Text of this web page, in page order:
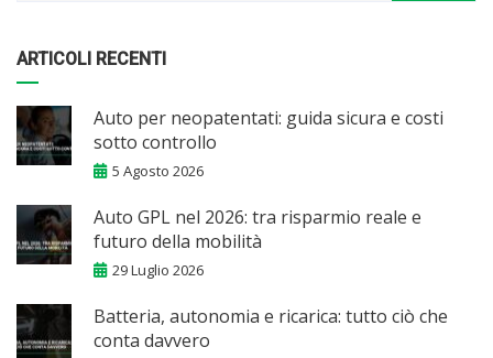
ARTICOLI RECENTI
Auto per neopatentati: guida sicura e costi
sotto controllo
5 Agosto 2026
Auto GPL nel 2026: tra risparmio reale e
futuro della mobilità
29 Luglio 2026
Batteria, autonomia e ricarica: tutto ciò che
conta davvero